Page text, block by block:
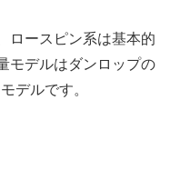
ロースピン系は基本的
モデルはダンロップの
デルです。